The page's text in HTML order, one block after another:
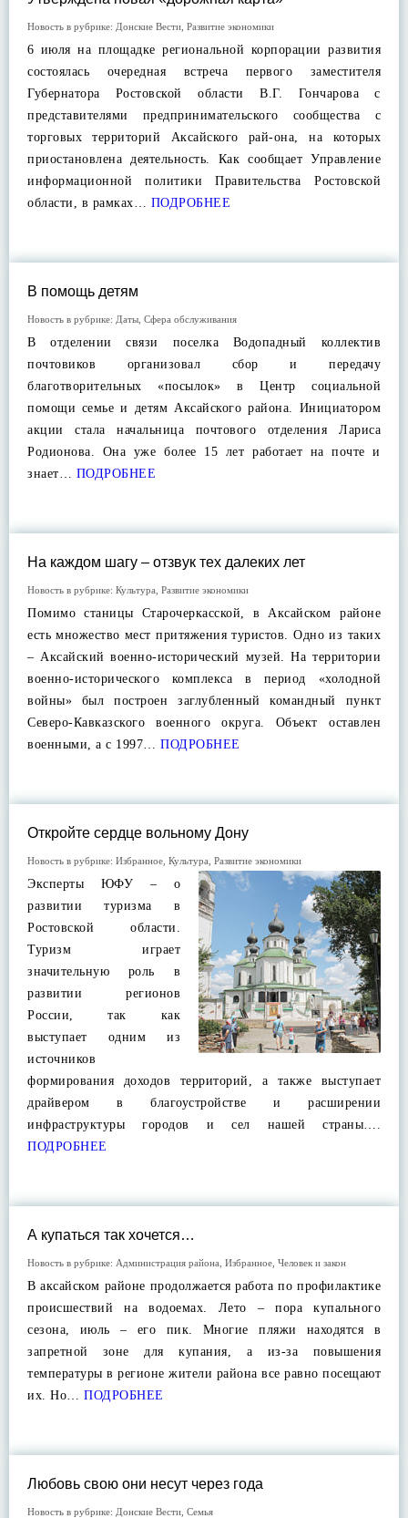
Новость в рубрике: Донские Вести Развитие экономики
6 июля на площадке региональной корпорации развития
состоялась очередная встреча первого заместителя
Губернатора Ростовской области В.Г. Гончарова с
представителями предпринимательского сообщества с
торговых территорий Аксайского рай-она, на которых
приостановлена деятельность. Как сообщает Управление
информационной политики Правительства Ростовской
области, в рамках… ПОДРОБНЕЕ
В помощь детям
Новость в рубрике: Даты Сфера обслуживания
В отделении связи поселка Водопадный коллектив
почтовиков организовал сбор и передачу
благотворительных «посылок» в Центр социальной
помощи семье и детям Аксайского района. Инициатором
акции стала начальница почтового отделения Лариса
Родионова. Она уже более 15 лет работает на почте и
знает… ПОДРОБНЕЕ
На каждом шагу – отзвук тех далеких лет
Новость в рубрике: Культура Развитие экономики
Помимо станицы Старочеркасской, в Аксайском районе
есть множество мест притяжения туристов. Одно из таких
– Аксайский военно-исторический музей. На территории
военно-исторического комплекса в период «холодной
войны» был построен заглубленный командный пункт
Северо-Кавказского военного округа. Объект оставлен
военными, а с 1997… ПОДРОБНЕЕ
Откройте сердце вольному Дону
Новость в рубрике: Избранное Культура Развитие экономики
Эксперты ЮФУ – о
развитии туризма в
Ростовской области.
Туризм играет
значительную роль в
развитии регионов
России, так как
выступает одним из
источников
формирования доходов территорий, а также выступает
драйвером в благоустройстве и расширении
инфраструктуры городов и сел нашей страны….
ПОДРОБНЕЕ
А купаться так хочется…
Новость в рубрике: Администрация района Избранное Человек и закон
В аксайском районе продолжается работа по профилактике
происшествий на водоемах. Лето – пора купального
сезона, июль – его пик. Многие пляжи находятся в
запретной зоне для купания, а из-за повышения
температуры в регионе жители района все равно посещают
их. Но… ПОДРОБНЕЕ
Любовь свою они несут через года
Новость в рубрике: Донские Вести Семья